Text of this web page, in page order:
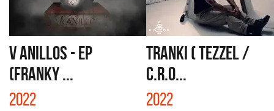
V ANILLOS - EP
(FRANKY ...
2022
TRANKI ( TEZZEL /
C.R.O...
2022